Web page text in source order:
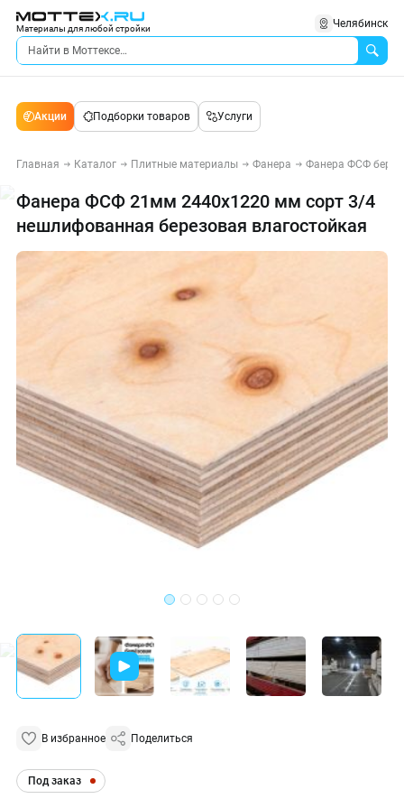
Материалы для любой стройки Челябинск
Акции Подборки товаров Услуги
Главная Каталог Плитные материалы Фанера Фанера ФСФ
Фанера ФСФ 21мм 2440х1220 мм сорт 3/4
нешлифованная березовая влагостойкая
В избранное Поделиться
Под заказ